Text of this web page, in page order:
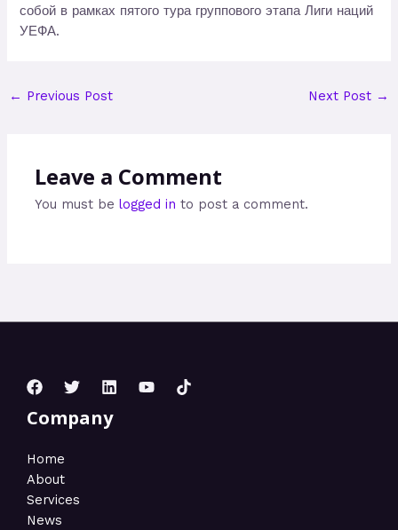
собой в рамках пятого тура группового этапа Лиги наций
УЕФА.
← Previous Post Next Post →
Leave a Comment
You must belogged in to post a comment.
Company
Home
About
Services
News